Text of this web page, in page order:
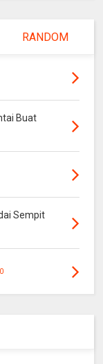
RANDOM
Buat
Sempit
0